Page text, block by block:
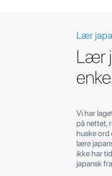
Lær
Lær
Vi har
på nettet,
huske ord
lære
ikke har
japansk